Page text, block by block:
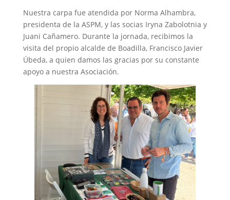
Nuestra carpa fue atendida por Norma Alhambra,
presidenta de la ASPM, y las socias Iryna Zabolotnia y
Juani Cañamero. Durante la jornada, recibimos la
visita del propio alcalde de Boadilla, Francisco Javier
Úbeda, a quien damos las gracias por su constante
apoyo a nuestra Asociación.